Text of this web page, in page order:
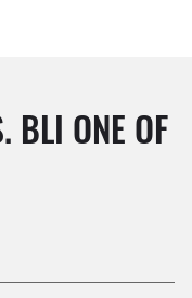
BLI ONE OF